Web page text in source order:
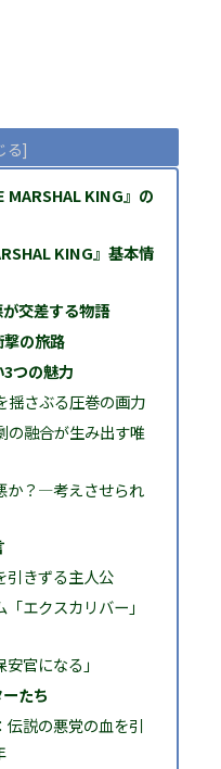
MARSHAL KING』の
KING』基本情
交差する物語
の旅路
つの魅力
さぶる圧巻の画力
の融合が生み出す唯
か？—考えさせられ
引きずる主人公
エクスカリバー」
官になる」
たち
伝説の悪党の血を引